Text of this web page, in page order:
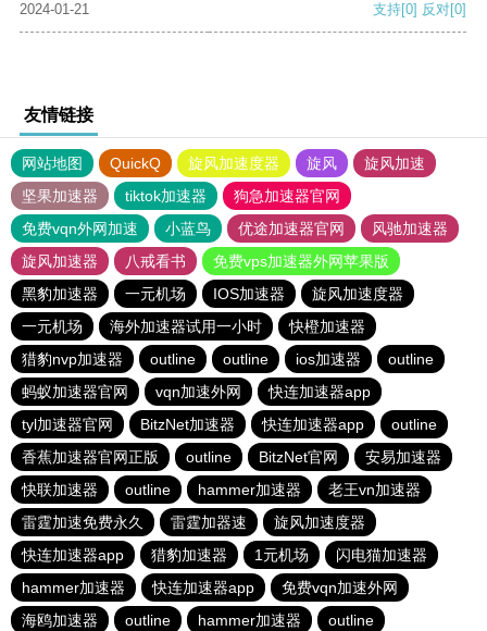
2024-01-21 支持[0] 反对[0]
友情链接
网站地图 QuickQ 旋风加速度器 旋风
旋风加速
坚果加速器
tiktok加速器
狗急加速器官网
免费vqn外网加速
小蓝鸟 优途加速器官网
风驰加速器
旋风加速器
八戒看书
免费vps加速器外网苹果版
黑豹加速器
一元机场 IOS加速器
旋风加速度器
一元机场
海外加速器试用一小时
快橙加速器
猎豹nvp加速器
outline outline ios加速器
outline
蚂蚁加速器官网
vqn加速外网
快连加速器app
tyl加速器官网
BitzNet加速器 快连加速器app
outline
香蕉加速器官网正版
outline BitzNet官网
安易加速器
快联加速器
outline hammer加速器
老王vn加速器
雷霆加速免费永久
雷霆加器速
旋风加速度器
快连加速器app
猎豹加速器 1元机场
闪电猫加速器
hammer加速器
快连加速器app
免费vqn加速外网
海鸥加速器
outline hammer加速器 outline